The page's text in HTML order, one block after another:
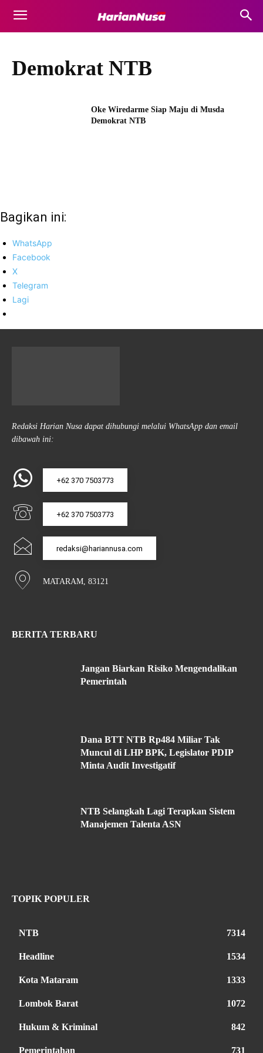
Demokrat NTB
Oke Wiredarme Siap Maju di Musda
Demokrat NTB
Bagikan ini:
WhatsApp
Facebook
X
Telegram
Lagi
Redaksi Harian Nusa dapat dihubungi melalui WhatsApp dan email
dibawah ini:
+62 370 7503773
+62 370 7503773
redaksi@hariannusa.com
MATARAM, 83121
BERITA TERBARU
Jangan Biarkan Risiko Mengendalikan
Pemerintah
Dana BTT NTB Rp484 Miliar Tak
Muncul di LHP BPK, Legislator PDIP
Minta Audit Investigatif
NTB Selangkah Lagi Terapkan Sistem
Manajemen Talenta ASN
TOPIK POPULER
NTB 7314
Headline 1534
Kota Mataram 1333
Lombok Barat 1072
Hukum & Kriminal 842
Pemerintahan 731